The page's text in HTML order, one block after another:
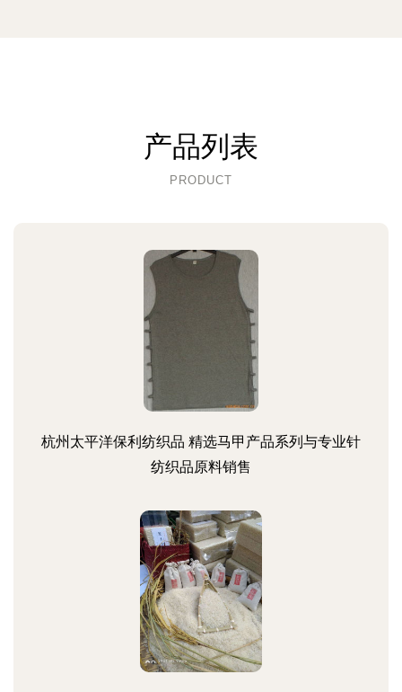
产品列表
PRODUCT
杭州太平洋保利纺织品 精选马甲产品系列与专业针
纺织品原料销售